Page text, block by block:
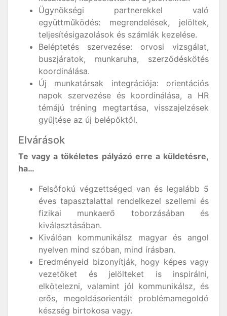
Ügynökségi partnerekkel való
együttműködés: megrendelések, jelöltek,
teljesítésigazolások és számlák kezelése.
Beléptetés szervezése: orvosi vizsgálat,
buszjáratok, munkaruha, szerződéskötés
koordinálása.
Új munkatársak integrációja: orientációs
napok szervezése és koordinálása, a HR
témájú tréning megtartása, visszajelzések
gyűjtése az új belépőktől.
Elvárások
Te vagy a tökéletes pályázó erre a küldetésre,
ha…
Felsőfokú végzettséged van és legalább 5
éves tapasztalattal rendelkezel szellemi és
fizikai munkaerő toborzásában és
kiválasztásában.
Kiválóan kommunikálsz magyar és angol
nyelven mind szóban, mind írásban.
Eredményeid bizonyítják, hogy képes vagy
vezetőket és jelölteket is inspirálni,
elkötelezni, valamint jól kommunikálsz, és
erős, megoldásorientált problémamegoldó
készség birtokosa vagy.